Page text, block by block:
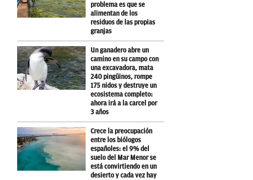
problema es que se
alimentan de los
residuos de las propias
granjas
Un ganadero abre un
camino en su campo con
una excavadora, mata
240 pingüinos, rompe
175 nidos y destruye un
ecosistema completo:
ahora irá a la carcel por
3 años
Crece la preocupación
entre los biólogos
españoles: el 9% del
suelo del Mar Menor se
está convirtiendo en un
desierto y cada vez hay